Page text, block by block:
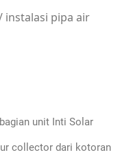
instalasi pipa air
unit Inti Solar
collector dari kotoran